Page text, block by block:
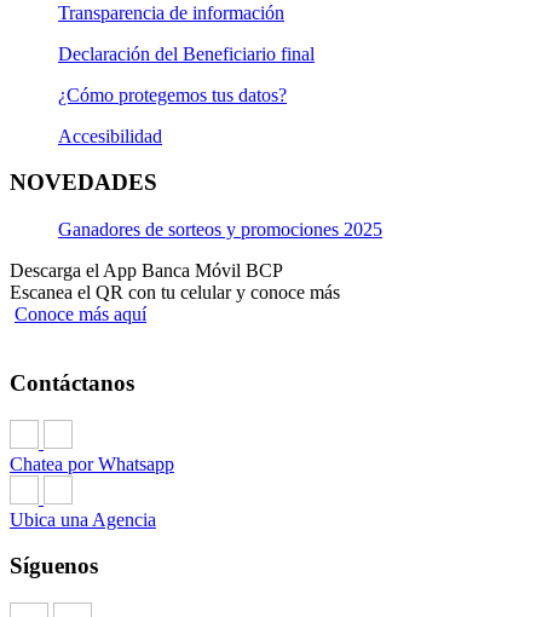
Transparencia de información
Declaración del Beneficiario final
¿Cómo protegemos tus datos?
Accesibilidad
NOVEDADES
Ganadores de sorteos y promociones 2025
Descarga el App Banca Móvil BCP
Escanea el QR con tu celular y conoce más
Conoce más aquí
Contáctanos
Chatea por Whatsapp
Ubica una Agencia
Síguenos